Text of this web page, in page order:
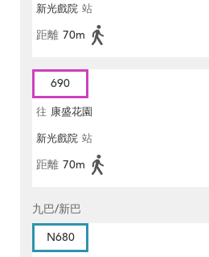
新光戲院 站
距離 70m
690
往 康盛花園
新光戲院 站
距離 70m
九巴/新巴
N680